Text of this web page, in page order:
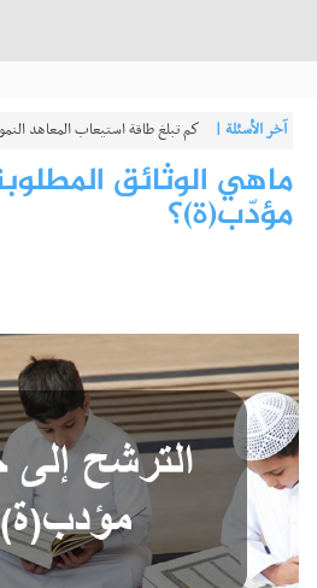
آخر الأسئلة | كم تبلغ طاقة استيعاب المعاهد
ماهي الوثائق
مؤدّب(ة)؟